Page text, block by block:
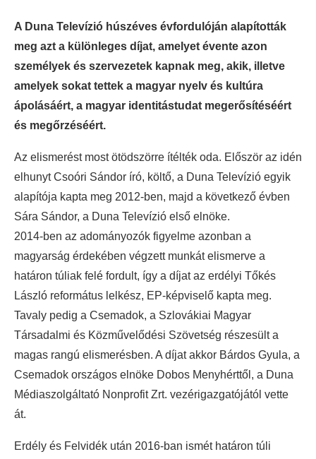
A Duna Televízió húszéves évfordulóján alapították
meg azt a különleges díjat, amelyet évente azon
személyek és szervezetek kapnak meg, akik, illetve
amelyek sokat tettek a magyar nyelv és kultúra
ápolásáért, a magyar identitástudat megerősítéséért
és megőrzéséért.
Az elismerést most ötödszörre ítélték oda. Először az idén
elhunyt Csoóri Sándor író, költő, a Duna Televízió egyik
alapítója kapta meg 2012-ben, majd a következő évben
Sára Sándor, a Duna Televízió első elnöke.
2014-ben az adományozók figyelme azonban a
magyarság érdekében végzett munkát elismerve a
határon túliak felé fordult, így a díjat az erdélyi Tőkés
László református lelkész, EP-képviselő kapta meg.
Tavaly pedig a Csemadok, a Szlovákiai Magyar
Társadalmi és Közművelődési Szövetség részesült a
magas rangú elismerésben. A díjat akkor Bárdos Gyula, a
Csemadok országos elnöke Dobos Menyhérttől, a Duna
Médiaszolgáltató Nonprofit Zrt. vezérigazgatójától vette
át.
Erdély és Felvidék után 2016-ban ismét határon túli